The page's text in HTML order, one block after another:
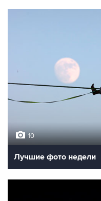
10
Лучшие фото недели